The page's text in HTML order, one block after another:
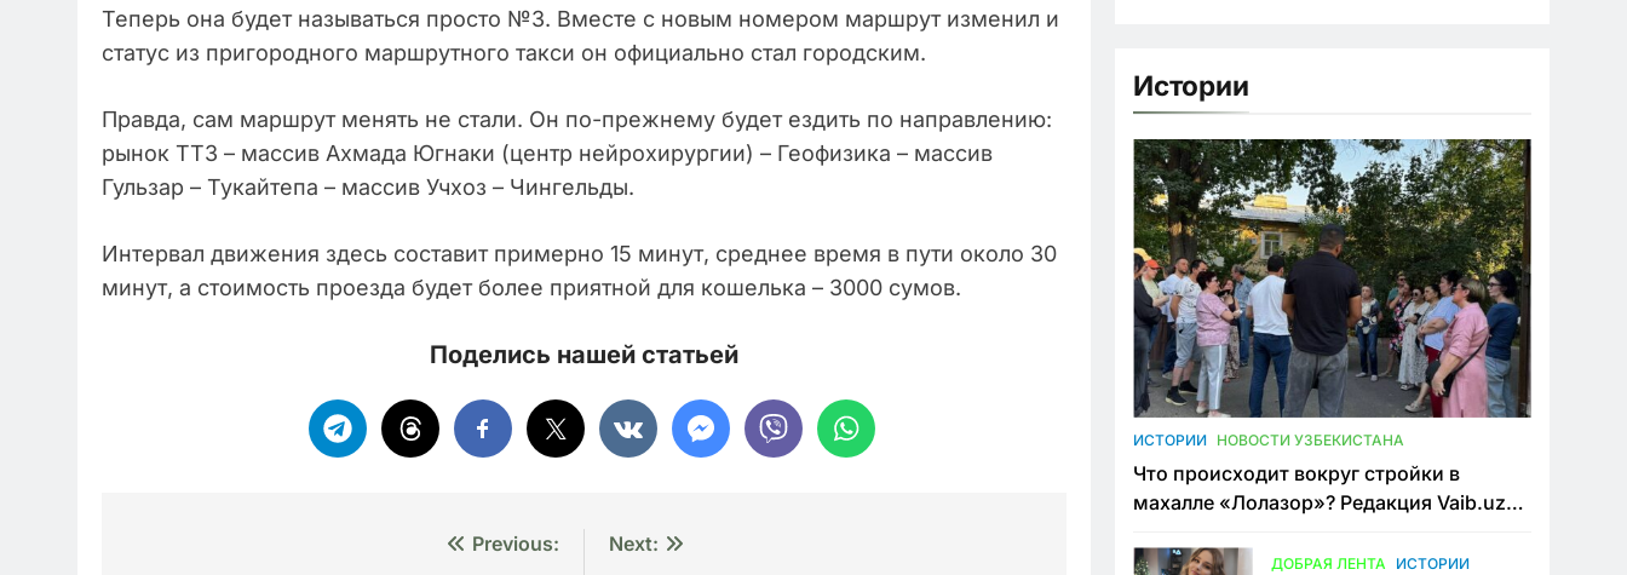
Теперь она будет называться просто №3. Вместе с новым номером маршрут изменил и
статус из пригородного маршрутного такси он официально стал городским.
Правда, сам маршрут менять не стали. Он по-прежнему будет ездить по направлению:
рынок ТТЗ – массив Ахмада Югнаки (центр нейрохирургии) – Геофизика – массив
Гульзар – Тукайтепа – массив Учхоз – Чингельды.
Интервал движения здесь составит примерно 15 минут, среднее время в пути около 30
минут, а стоимость проезда будет более приятной для кошелька – 3000 сумов.
Поделись нашей статьей
Previous:
Next:
Истории
ИСТОРИИ НОВОСТИ УЗБЕКИСТАНА
Что происходит вокруг стройки в
махалле «Лолазор»? Редакция Vaib.uz
конфликта
ДОБРАЯ ЛЕНТА ИСТОРИИ